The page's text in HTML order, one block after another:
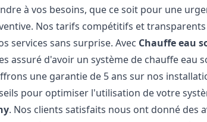
à vos besoins, que ce soit pour une
Nos tarifs compétitifs et
services sans surprise. Avec Chauffe eau
assuré d'avoir un système de chauffe eau
une garantie de 5 ans sur nos
pour optimiser l'utilisation de votre
. Nos clients satisfaits nous ont donné des